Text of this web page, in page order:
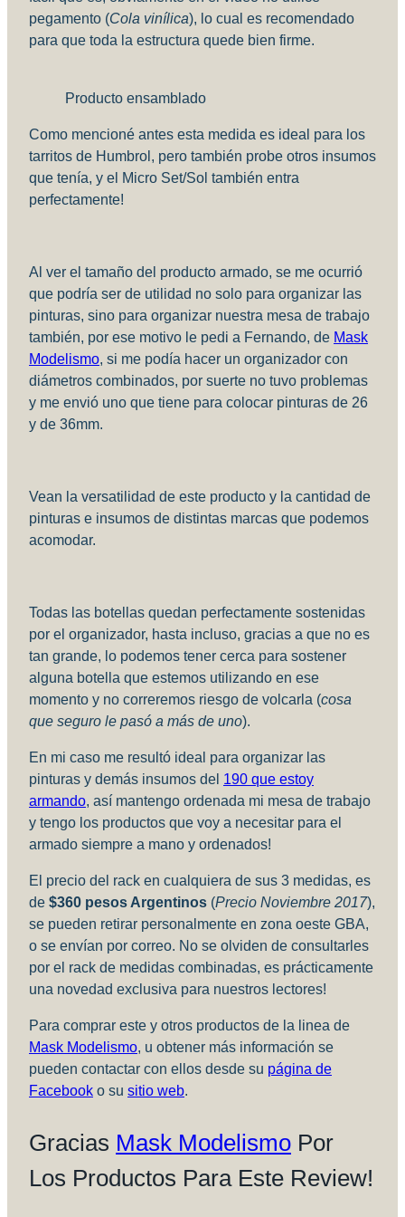
pegamento (Cola vinílica), lo cual es recomendado
para que toda la estructura quede bien firme.
Producto ensamblado
Como mencioné antes esta medida es ideal para los
tarritos de Humbrol, pero también probe otros insumos
que tenía, y el Micro Set/Sol también entra
perfectamente!
Al ver el tamaño del producto armado, se me ocurrió
que podría ser de utilidad no solo para organizar las
pinturas, sino para organizar nuestra mesa de trabajo
también, por ese motivo le pedi a Fernando, de Mask
Modelismo, si me podía hacer un organizador con
diámetros combinados, por suerte no tuvo problemas
y me envió uno que tiene para colocar pinturas de 26
y de 36mm.
Vean la versatilidad de este producto y la cantidad de
pinturas e insumos de distintas marcas que podemos
acomodar.
Todas las botellas quedan perfectamente sostenidas
por el organizador, hasta incluso, gracias a que no es
tan grande, lo podemos tener cerca para sostener
alguna botella que estemos utilizando en ese
momento y no correremos riesgo de volcarla (cosa
que seguro le pasó a más de uno).
En mi caso me resultó ideal para organizar las
pinturas y demás insumos del 190 que estoy
armando, así mantengo ordenada mi mesa de trabajo
y tengo los productos que voy a necesitar para el
armado siempre a mano y ordenados!
El precio del rack en cualquiera de sus 3 medidas, es
de $360 pesos Argentinos (Precio Noviembre 2017),
se pueden retirar personalmente en zona oeste GBA,
o se envían por correo. No se olviden de consultarles
por el rack de medidas combinadas, es prácticamente
una novedad exclusiva para nuestros lectores!
Para comprar este y otros productos de la linea de
Mask Modelismo, u obtener más información se
pueden contactar con ellos desde su página de
Facebook o su sitio web.
Gracias Mask Modelismo Por
Los Productos Para Este Review!